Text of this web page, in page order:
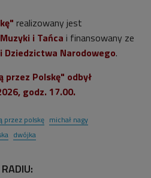
realizowany jest
i Tańca i finansowany ze
Narodowego.
przez Polskę" odbył
godz. 17.00.
przez polskę michał nagy
dwójka